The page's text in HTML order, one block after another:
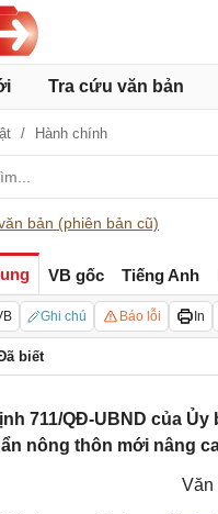
Tra cứu văn bản
Hành chính
bản (phiên bản cũ)
VB gốc Tiếng Anh
Ghi chú Báo lỗi In
biết
711/QĐ-UBND của
nông thôn mới nâng
Văn